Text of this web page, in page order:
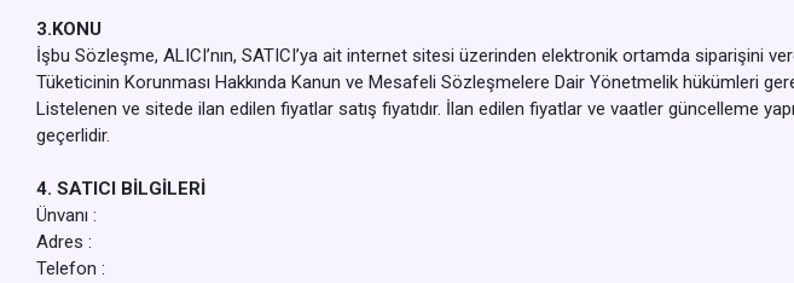
3.KONU
İşbu Sözleşme, ALICI’nın, SATICI’ya ait internet sitesi üzerinden elektronik ortamda siparişini
Tüketicinin Korunması Hakkında Kanun ve Mesafeli Sözleşmelere Dair Yönetmelik hükümleri
Listelenen ve sitede ilan edilen fiyatlar satış fiyatıdır. İlan edilen fiyatlar ve vaatler güncelleme
geçerlidir.
4. SATICI BİLGİLERİ
Ünvanı :
Adres :
Telefon :